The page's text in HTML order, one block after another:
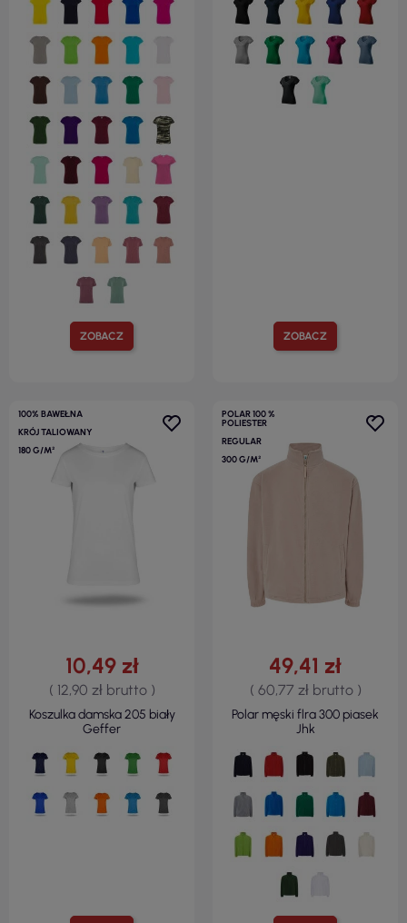
ZOBACZ ZOBACZ
100% BAWEŁNA
KRÓJ TALIOWANY
180 G/M²
10,49 zł
( 12,90 zł brutto )
Koszulka damska 205 biały
Geffer
POLAR 100 %
POLIESTER
REGULAR
300 G/M²
49,41 zł
( 60,77 zł brutto )
Polar męski flra 300 piasek
Jhk